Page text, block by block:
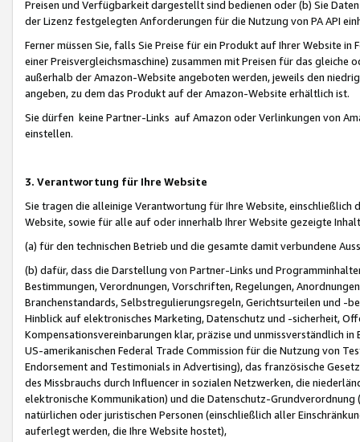
Preisen und Verfügbarkeit dargestellt sind bedienen oder (b) Sie
der Lizenz festgelegten Anforderungen für die Nutzung von PA API
Ferner müssen Sie, falls Sie Preise für ein Produkt auf Ihrer Website
einer Preisvergleichsmaschine) zusammen mit Preisen für das
außerhalb der Amazon-Website angeboten werden, jeweils den
angeben, zu dem das Produkt auf der Amazon-Website erhältlich ist.
Sie dürfen keine Partner-Links auf Amazon oder Verlinkungen von
einstellen.
3. Verantwortung für Ihre Website
Sie tragen die alleinige Verantwortung für Ihre Website,
Website, sowie für alle auf oder innerhalb Ihrer Website gezeigte
(a) für den technischen Betrieb und die gesamte damit verbundene
(b) dafür, dass die Darstellung von Partner-Links und
Bestimmungen, Verordnungen, Vorschriften, Regelungen,
Branchenstandards, Selbstregulierungsregeln, Gerichtsurteilen und -
Hinblick auf elektronisches Marketing, Datenschutz und -sicherheit,
Kompensationsvereinbarungen klar, präzise und unmissverständlich
US-amerikanischen Federal Trade Commission für die Nutzung von
Endorsement and Testimonials in Advertising), das französische
des Missbrauchs durch Influencer in sozialen Netzwerken, die
elektronische Kommunikation) und die Datenschutz-
natürlichen oder juristischen Personen (einschließlich aller
auferlegt werden, die Ihre Website hostet),